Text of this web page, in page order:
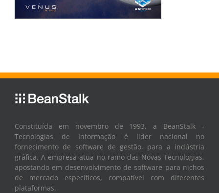
Constituída em novembro de 1993, a BeanStalk -
Tecnologias de Informação é líder nacional no
fornecimento de software de gestão, para a indústria
gráfica. A empresa atua no ramo das Novas Tecnologias,
apostando em desenvolvimento de software para nichos
de mercado específicos, compatível com diferentes
plataformas.